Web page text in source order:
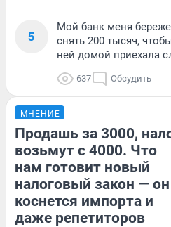
5
Мой банк меня
снять 200 тысяч,
ней домой приехала
637 Обсудить
МНЕНИЕ
Продашь за 3000,
возьмут с 4000. Что
нам готовит новый
налоговый закон — он
коснется импорта и
даже репетиторов